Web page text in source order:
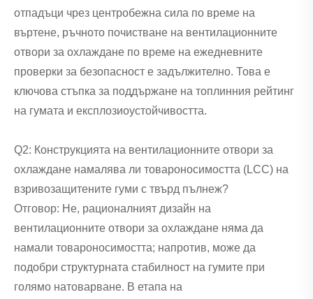
отпадъци чрез центробежна сила по време на
въртене, ръчното почистване на вентилационните
отвори за охлаждане по време на ежедневните
проверки за безопасност е задължително. Това е
ключова стъпка за поддържане на топлинния рейтинг
на гумата и експлозиоустойчивостта.
Q2: Конструкцията на вентилационните отвори за
охлаждане намалява ли товароносимостта (LCC) на
взривозащитените гуми с твърд пълнеж?
Отговор: Не, рационалният дизайн на
вентилационните отвори за охлаждане няма да
намали товароносимостта; напротив, може да
подобри структурната стабилност на гумите при
голямо натоварване. В етапа на